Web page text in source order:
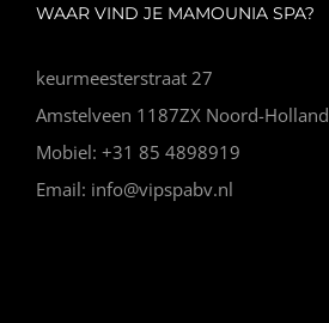
WAAR VIND JE MAMOUNIA SPA?
keurmeesterstraat 27
Amstelveen 1187ZX Noord-Holland
Mobiel: +31 85 4898919
Email: info@vipspabv.nl